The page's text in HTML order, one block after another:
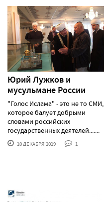
Юрий Лужков и
мусульмане России
"Голос Ислама" - это не то СМИ,
которое балует добрыми
словами российских
государственных деятелей.......
10 ДЕКАБРЯ'2019 1